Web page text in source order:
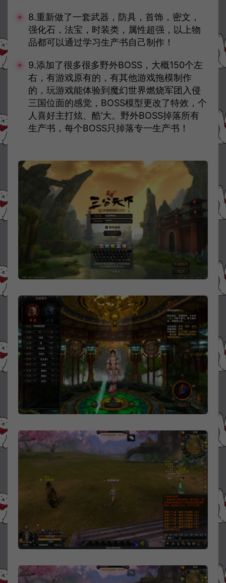
8.重新做了一套武器，防具，首饰，密文，
强化石，法宝，时装类，属性超强，以上物
品都可以通过学习生产书自己制作！
9.添加了很多很多野外BOSS，大概150个左
右，有游戏原有的，有其他游戏拖模制作
的，玩游戏能体验到魔幻世界燃烧军团入侵
三国位面的感觉，BOSS模型更改了特效，个
人喜好主打炫、酷’大。野外BOSS掉落所有
生产书，每个BOSS只掉落专一生产书！